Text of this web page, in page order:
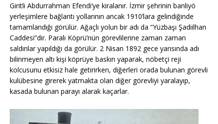
Giritli Abdurrahman Efendi’ye kiralanır. İzmir şehrinin banliyö
yerleşimlere bağlantı yollarının ancak 1910’lara gelindiğinde
tamamlandığı görülür. Ağaçlı yolun bir adı da “Yüzbaşı Şadiilhan
Caddesi”dir. Paralı Köprü’nün görevlilerine zaman zaman
saldırılar yapıldığı da görülür. 2 Nisan 1892 gece yarısında adı
bilinmeyen altı kişi köprüye baskın yaparak, nöbetçi reji
kolcusunu etkisiz hale getirirken, diğerleri orada bulunan görevli
kulübesine girerek yatmakta olan diğer görevliyi yaralayıp,
kasada bulunan parayı alarak kaçarlar.